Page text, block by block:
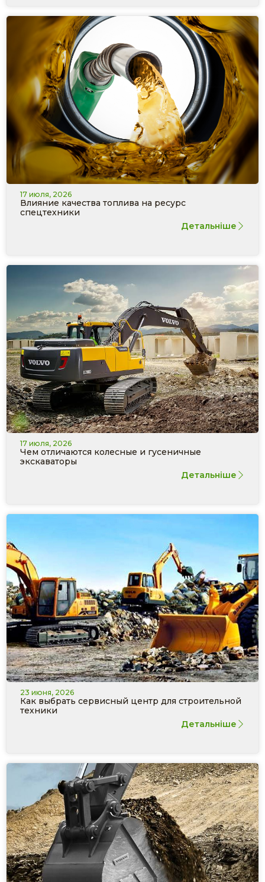
17 июля, 2026
Влияние качества топлива на ресурс
спецтехники
Детальніше
17 июля, 2026
Чем отличаются колесные и гусеничные
экскаваторы
Детальніше
23 июня, 2026
Как выбрать сервисный центр для строительной
техники
Детальніше